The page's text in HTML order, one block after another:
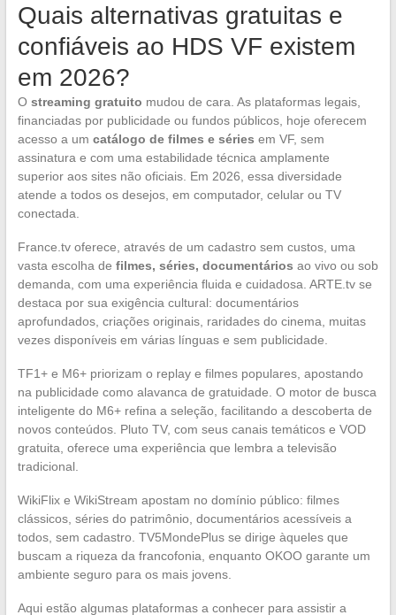
Quais alternativas gratuitas e
confiáveis ao HDS VF existem
em 2026?
O streaming gratuito mudou de cara. As plataformas legais,
financiadas por publicidade ou fundos públicos, hoje oferecem
acesso a um catálogo de filmes e séries em VF, sem
assinatura e com uma estabilidade técnica amplamente
superior aos sites não oficiais. Em 2026, essa diversidade
atende a todos os desejos, em computador, celular ou TV
conectada.
France.tv oferece, através de um cadastro sem custos, uma
vasta escolha de filmes, séries, documentários ao vivo ou sob
demanda, com uma experiência fluida e cuidadosa. ARTE.tv se
destaca por sua exigência cultural: documentários
aprofundados, criações originais, raridades do cinema, muitas
vezes disponíveis em várias línguas e sem publicidade.
TF1+ e M6+ priorizam o replay e filmes populares, apostando
na publicidade como alavanca de gratuidade. O motor de busca
inteligente do M6+ refina a seleção, facilitando a descoberta de
novos conteúdos. Pluto TV, com seus canais temáticos e VOD
gratuita, oferece uma experiência que lembra a televisão
tradicional.
WikiFlix e WikiStream apostam no domínio público: filmes
clássicos, séries do patrimônio, documentários acessíveis a
todos, sem cadastro. TV5MondePlus se dirige àqueles que
buscam a riqueza da francofonia, enquanto OKOO garante um
ambiente seguro para os mais jovens.
Aqui estão algumas plataformas a conhecer para assistir a